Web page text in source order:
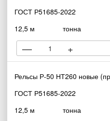
ГОСТ Р51685-2022
12,5 м
тонна
— +
Рельсы Р-50 НТ260 новые
ГОСТ Р51685-2022
12,5 м
тонна